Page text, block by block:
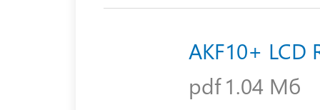
AKF10+ LCD
pdf 1.04 Мб